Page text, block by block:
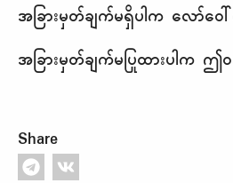
အခြားမှတ်ချက်မရှိပါက လော်ဝ
အခြားမှတ်ချက်မပြုထားပါက
Share